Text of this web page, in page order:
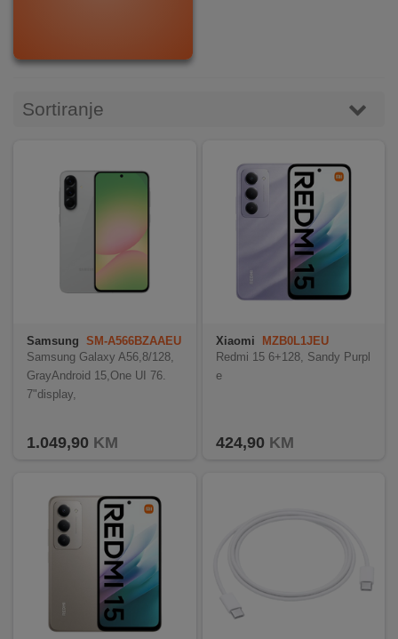
&
KLIMATIZACIJA
GAME
NALOG
Sortiranje
Samsung SM-A566BZAAEU
C
Samsung Galaxy A56,8/128,
GrayAndroid 15,One UI 76.
7"display,
1.049,90 KM
Xiaomi
MZB0L1JEU
Redmi 15 6+128, Sandy Purpl
e
424,90 KM